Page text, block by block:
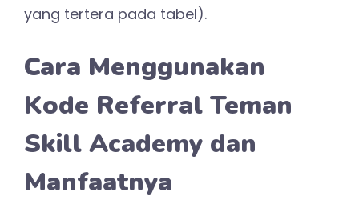
yang tertera pada tabel).
Cara Menggunakan
Kode Referral Teman
Skill Academy dan
Manfaatnya